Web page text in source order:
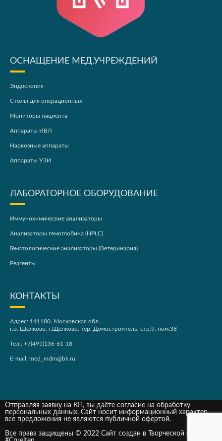
ОСНАЩЕНИЕ МЕД.УЧРЕЖДЕНИЙ
Эндоскопия
Столы для операционных
Мониторы пациента
Аппараты ИВЛ
Наркозные аппараты
Аппараты УЗИ
ЛАБОРАТОРНОЕ ОБОРУДОВАНИЕ
Иммунохимические анализаторы
Анализаторы гемоглобина (HPLC)
Гематологические анализаторы (Ветеринария)
Реагенты
КОНТАКТЫ
Адрес: 141180, Московская обл.,
г.о. Щёлково, г.Щёлково, тер. Домостроитель, стр.9, пом.38
Тел.: +7(495)136-61-18
E-mail: med_mdm@bk.ru
Отправляя заявку на КП, вы даёте согласие на обработку
персональных данных. Сайт носит информационный характер,
все предложения не являются публичной офертой.
Все права защищены © 2022 Сайт создан в Творческой студии